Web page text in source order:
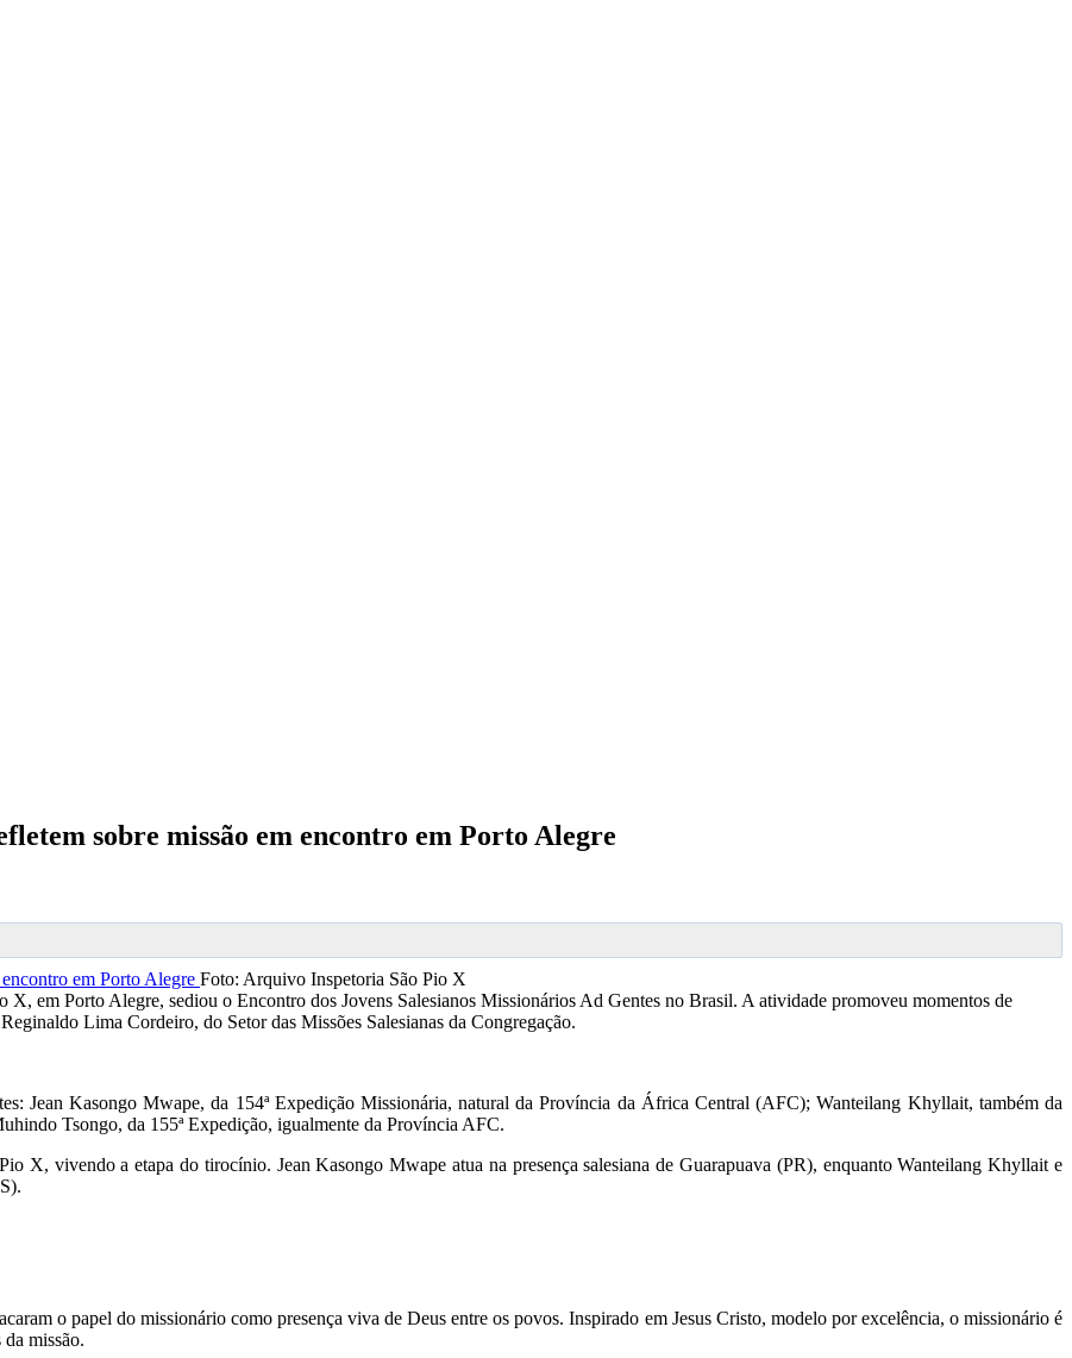
sobre missão em encontro em Porto Alegre
Foto: Arquivo Inspetoria São Pio X
X, em Porto Alegre, sediou o Encontro dos Jovens Salesianos Missionários Ad Gentes no Brasil. A atividade promoveu momentos de
Lima Cordeiro, do Setor das Missões Salesianas da Congregação.
Jean Kasongo Mwape, da 154ª Expedição Missionária, natural da Província da África Central (AFC); Wanteilang Khyllait, também da
Tsongo, da 155ª Expedição, igualmente da Província AFC.
X, vivendo a etapa do tirocínio. Jean Kasongo Mwape atua na presença salesiana de Guarapuava (PR), enquanto Wanteilang Khyllait e
o papel do missionário como presença viva de Deus entre os povos. Inspirado em Jesus Cristo, modelo por excelência, o missionário é
missão.